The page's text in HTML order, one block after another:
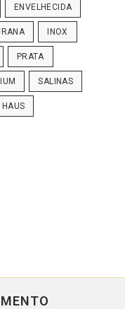
ENVELHECIDA
INOX
PRATA
SALINAS